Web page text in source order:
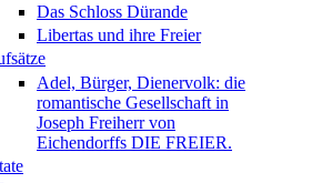
Das Schloss Dürande
Libertas und ihre Freier
Adel, Bürger, Dienervolk: die
romantische Gesellschaft in
Joseph Freiherr von
Eichendorffs DIE FREIER.